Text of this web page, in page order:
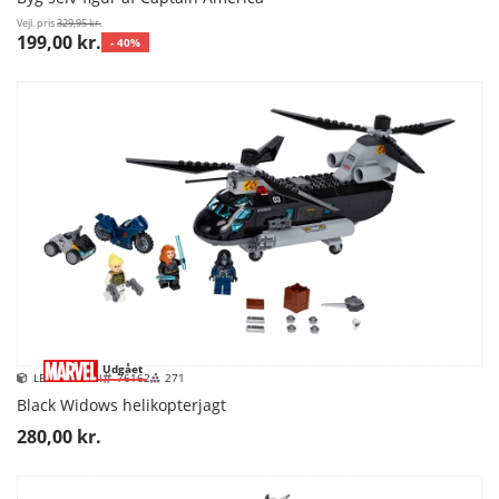
Vejl. pris329,95 kr.
199,00 kr. - 40%
Udgået
LEGO Marvel 76162 271
Black Widows helikopterjagt
280,00 kr.